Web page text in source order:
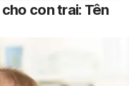
con trai: Tên